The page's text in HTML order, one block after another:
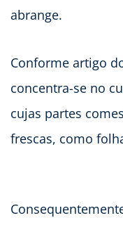
abrange.
Conforme artigo
concentra-se no
cujas partes
frescas, como